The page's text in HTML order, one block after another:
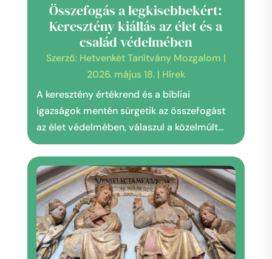
Összefogás a legkisebbekért:
Keresztény kiállás az élet és a
család védelmében
Szerző: Hetvenkét Tanítvány Mozgalom |
2026. május 18.| Hírek
A keresztény értékrend és a bibliai
igazságok mentén sürgetik az összefogást
az élet védelmében, válaszul a közelmúlt...